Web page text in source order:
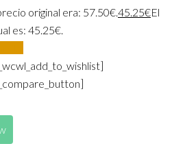
original era: 57.50€.45.25€El
es: 45.25€.